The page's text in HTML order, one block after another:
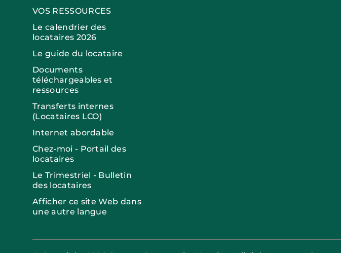
VOS RESSOURCES
Le calendrier des
locataires 2026
Le guide du locataire
Documents
téléchargeables et
ressources
Transferts internes
(Locataires LCO)
Internet abordable
Chez-moi - Portail des
locataires
Le Trimestriel - Bulletin
des locataires
Afficher ce site Web dans
une autre langue